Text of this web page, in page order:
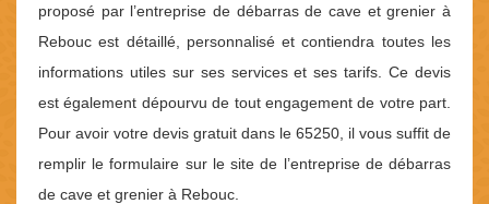
proposé par l’entreprise de débarras de cave et grenier à
Rebouc est détaillé, personnalisé et contiendra toutes les
informations utiles sur ses services et ses tarifs. Ce devis
est également dépourvu de tout engagement de votre part.
Pour avoir votre devis gratuit dans le 65250, il vous suffit de
remplir le formulaire sur le site de l’entreprise de débarras
de cave et grenier à Rebouc.